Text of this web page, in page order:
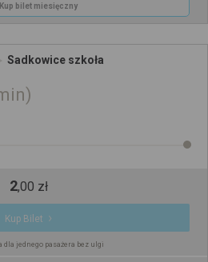
Kup bilet miesięczny
Sadkowice szkoła
2,00 zł
Kup Bilet
dla jednego pasażera bez ulgi